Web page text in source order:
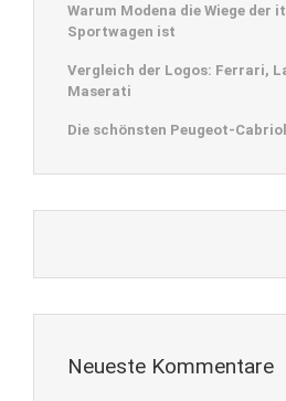
Warum Modena die Wiege der
Sportwagen ist
Vergleich der Logos: Ferrari,
Maserati
Die schönsten Peugeot-
Neueste Kommentare